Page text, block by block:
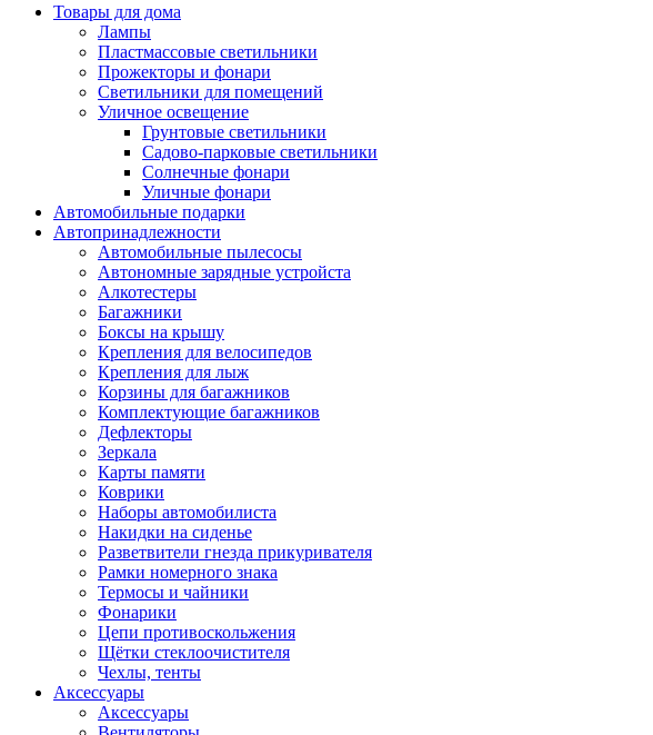
Товары для дома
Лампы
Пластмассовые светильники
Прожекторы и фонари
Светильники для помещений
Уличное освещение
Грунтовые светильники
Садово-парковые светильники
Солнечные фонари
Уличные фонари
Автомобильные подарки
Автопринадлежности
Автомобильные пылесосы
Автономные зарядные устройста
Алкотестеры
Багажники
Боксы на крышу
Крепления для велосипедов
Крепления для лыж
Корзины для багажников
Комплектующие багажников
Дефлекторы
Зеркала
Карты памяти
Коврики
Наборы автомобилиста
Накидки на сиденье
Разветвители гнезда прикуривателя
Рамки номерного знака
Термосы и чайники
Фонарики
Цепи противоскольжения
Щётки стеклоочистителя
Чехлы, тенты
Аксессуары
Аксессуары